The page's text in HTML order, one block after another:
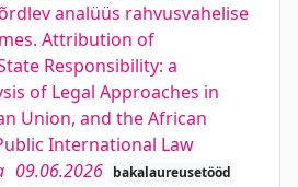
analüüs rahvusvahelise
Attribution of
Responsibility: a
of Legal Approaches in
Union, and the African
International Law
09.06.2026 bakalaureusetööd